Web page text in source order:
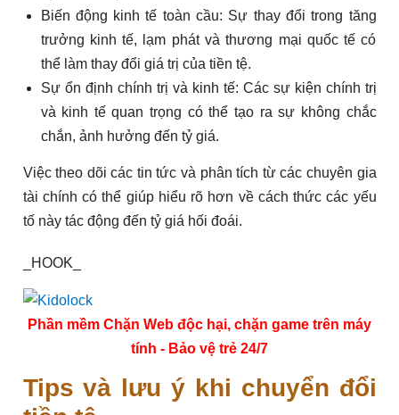
Biến động kinh tế toàn cầu: Sự thay đổi trong tăng
trưởng kinh tế, lạm phát và thương mại quốc tế có
thể làm thay đổi giá trị của tiền tệ.
Sự ổn định chính trị và kinh tế: Các sự kiện chính trị
và kinh tế quan trọng có thể tạo ra sự không chắc
chắn, ảnh hưởng đến tỷ giá.
Việc theo dõi các tin tức và phân tích từ các chuyên gia
tài chính có thể giúp hiểu rõ hơn về cách thức các yếu
tố này tác động đến tỷ giá hối đoái.
_HOOK_
Phần mềm Chặn Web độc hại, chặn game trên máy
tính - Bảo vệ trẻ 24/7
Tips và lưu ý khi chuyển đổi